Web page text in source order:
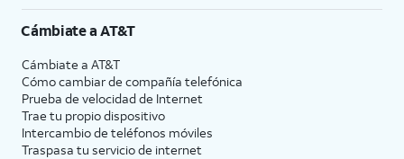
Cámbiate aAT&T
Cámbiate a AT&T
Cómo cambiar de compañía telefónica
Prueba de velocidad de Internet
Trae tu propio dispositivo
Intercambio de teléfonos móviles
Traspasa tu servicio de internet